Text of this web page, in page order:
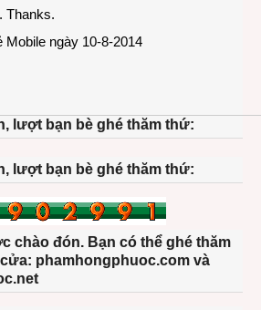
Thanks.
Mobile ngày 10-8-2014
lượt bạn bè ghé thăm thứ:
lượt bạn bè ghé thăm thứ:
chào đón. Bạn có thể ghé thăm
phamhongphuoc.com và